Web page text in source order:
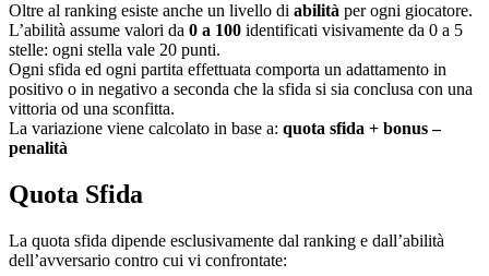
Oltre al ranking esiste anche un livello di abilità per ogni giocatore.
L’abilità assume valori da 0 a 100 identificati visivamente da 0 a 5
stelle: ogni stella vale 20 punti.
Ogni sfida ed ogni partita effettuata comporta un adattamento in
positivo o in negativo a seconda che la sfida si sia conclusa con una
vittoria od una sconfitta.
La variazione viene calcolato in base a: quota sfida + bonus –
penalità
Quota Sfida
La quota sfida dipende esclusivamente dal ranking e dall’abilità
dell’avversario contro cui vi confrontate: